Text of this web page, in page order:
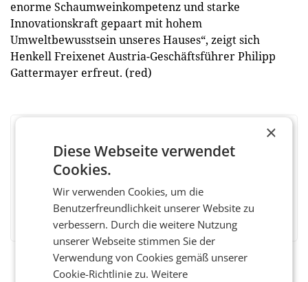
enorme Schaumweinkompetenz und starke
Innovationskraft gepaart mit hohem
Umweltbewusstsein unseres Hauses“, zeigt sich
Henkell Freixenet Austria-Geschäftsführer Philipp
Gattermayer erfreut. (red)
FacebookTwitterMessengerWhatsAppLinkedInXING Teilen
×
Diese Webseite verwendet
Cookies.
Wir verwenden Cookies, um die
Benutzerfreundlichkeit unserer Website zu
verbessern. Durch die weitere Nutzung
unserer Webseite stimmen Sie der
Verwendung von Cookies gemäß unserer
Cookie-Richtlinie zu.Weitere